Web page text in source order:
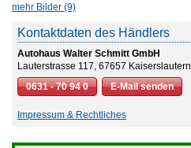
mehr Bilder (9)
Kontaktdaten des Händlers
Autohaus Walter Schmitt GmbH
Lauterstrasse 117, 67657 Kaiserslautern
0631 - 70 94 0
E-Mail senden
Impressum & Rechtliches